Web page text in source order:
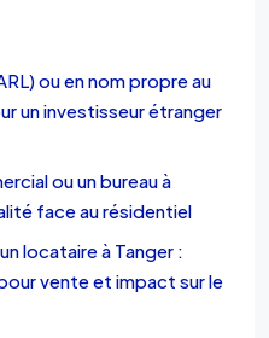
ou en nom propre au
un investisseur étranger
ou un bureau à
face au résidentiel
locataire à Tanger :
vente et impact sur le